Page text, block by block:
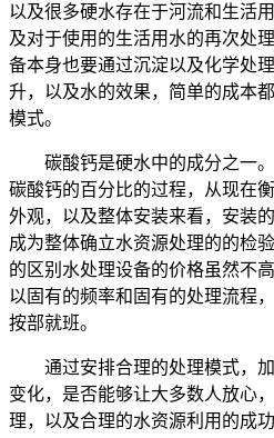
以及很多硬水存在于河流和生活
及对于使用的生活用水的再次处
备本身也要通过沉淀以及化学处
升，以及水的效果，简单的成本
模式。
碳酸钙是硬水中的成分之一
碳酸钙的百分比的过程，从现在
外观，以及整体安装来看，安装
成为整体确立水资源处理的的检
的区别水处理设备的价格虽然不
以固有的频率和固有的处理流程
按部就班。
通过安排合理的处理模式，
变化，是否能够让大多数人放心
理，以及合理的水资源利用的成功